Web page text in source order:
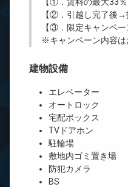
【②．引越し完了後→
【③．限定キャンペー
※キャンペーン内容は
建物設備
エレベーター
オートロック
宅配ボックス
TVドアホン
駐輪場
敷地内ゴミ置き場
防犯カメラ
BS